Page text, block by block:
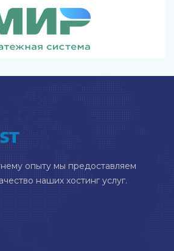
опыту мы предоставляем
наших хостинг услуг.